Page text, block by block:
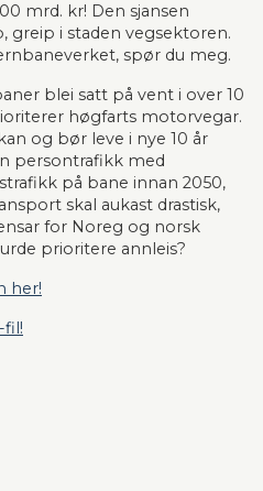
mrd. kr! Den sjansen
greip i staden vegsektoren.
spør du meg.
blei satt på vent i over 10
høgfarts motorvegar.
og bør leve i nye 10 år
persontrafikk med
på bane innan 2050,
skal aukast drastisk,
for Noreg og norsk
prioritere annleis?
her!
fil!